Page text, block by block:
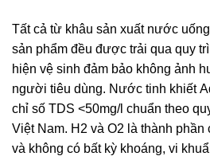
Tất cả từ khâu sản xuất nước
sản phẩm đều được trải qua quy
hiện vệ sinh đảm bảo không ảnh
người tiêu dùng. Nước tinh khiết
chỉ số TDS <50mg/l chuẩn theo
Việt Nam. H2 và O2 là thành
và không có bất kỳ khoáng, vi